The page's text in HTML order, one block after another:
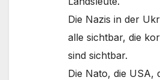
Die Nazis in der
alle sichtbar, die
sind sichtbar.
Die Nato, die USA,